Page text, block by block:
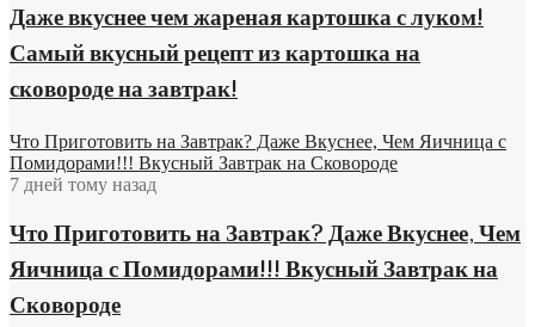
Даже вкуснее чем жареная картошка с луком!
Самый вкусный рецепт из картошка на
сковороде на завтрак!
Что Приготовить на Завтрак? Даже Вкуснее, Чем Яичница с
Помидорами!!! Вкусный Завтрак на Сковороде
7 дней тому назад
Что Приготовить на Завтрак? Даже Вкуснее, Чем
Яичница с Помидорами!!! Вкусный Завтрак на
Сковороде